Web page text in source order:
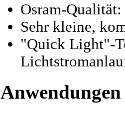
Osram-
Sehr kleine,
"Quick Light"-
Anwendungen